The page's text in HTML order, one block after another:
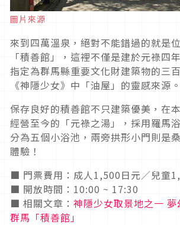
圖片來源
來到四萬溫泉，絕對不能錯過的就是
「積善館」，這裡不僅是建於元祿四
指定為群馬縣重要文化財建築物的三
《神隱少女》中「油屋」的靈感來源。
保存良好的積善館不只建築優美，在
經營至今的「元祿之湯」，採用羅馬
分為五個小浴池，兩旁拱形小門則是
體驗！
■ 門票費用：成人1,500日元／兒童
■ 開放時間：10:00 ~ 17:30
■ 相關文章： 神隱少女取景地之一
群馬「積善館」